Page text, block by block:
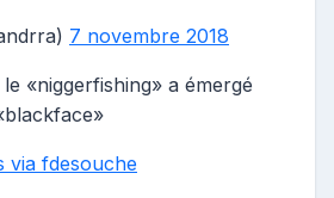
7 novembre 2018
«niggerfishing» a émergé
via fdesouche